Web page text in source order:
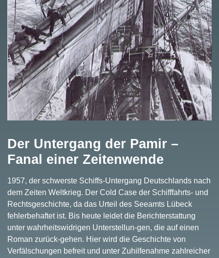
Der Untergang der Pamir –
Fanal einer Zeitenwende
1957, der schwerste Schiffs-Untergang Deutschlands nach
dem Zeiten Weltkrieg. Der Cold Case der Schifffahrts- und
Rechtsgeschichte, da das Urteil des Seeamts Lübeck
fehlerbehaftet ist. Bis heute leidet die Berichterstattung
unter wahrheitswidrigen Unterstellun-gen, die auf einen
Roman zurück-gehen. Hier wird die Geschichte von
Verfälschungen befreit und unter Zuhilfenahme zahlreicher